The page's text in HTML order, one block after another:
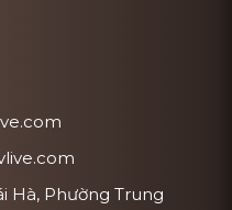
Hà, Phường Trung